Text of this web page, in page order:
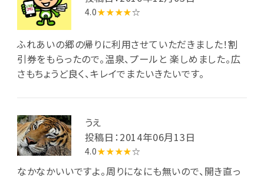
4.0★★★★☆
ふれあいの郷の帰りに利用させていただきました！割
引券をもらったので。温泉、プールと 楽しめました。広
さもちょうど良く、キレイでまたいきたいです。
うえ
投稿日：2014年06月13日
4.0★★★★☆
なかなかいいですよ。周りになにも無いので、開き直っ